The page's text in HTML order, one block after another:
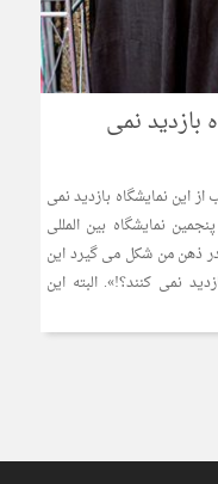
بازدید نمی
این نمایشگاه بازدید نمی
پنجمین نمایشگاه بین المللی
ذهن من شکل می گیرد این
نمی کنند؟!». البته این